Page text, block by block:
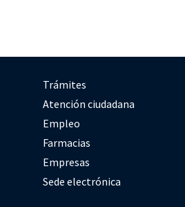
Trámites
Atención ciudadana
Empleo
Farmacias
Empresas
Sede electrónica